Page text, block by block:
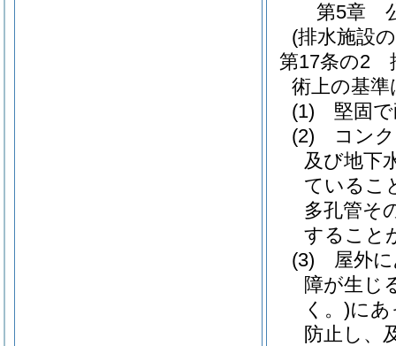
第5章
(排水施設
第17条の2
術上の基
(1)
堅固
(2)
コン
及び地下
ているこ
多孔管そ
すること
(3)
屋外
障が生じ
く。)にあ
防止し、